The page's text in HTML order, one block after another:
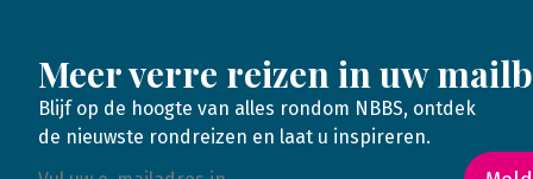
Meer verre reizen in uw
Blijf op de hoogte van alles rondom NBBS, ontdek
de nieuwste rondreizen en laat u inspireren.